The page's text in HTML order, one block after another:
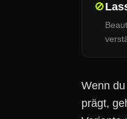
🚫
Wenn
prägt,